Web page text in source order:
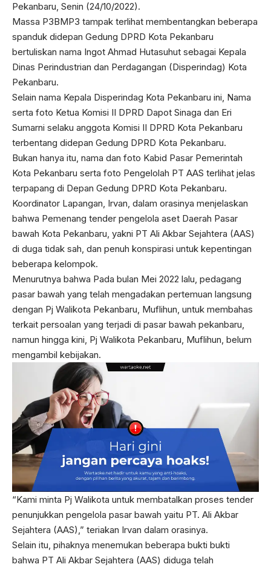
Pekanbaru, Senin (24/10/2022).
Massa P3BMP3 tampak terlihat membentangkan beberapa
spanduk didepan Gedung DPRD Kota Pekanbaru
bertuliskan nama Ingot Ahmad Hutasuhut sebagai Kepala
Dinas Perindustrian dan Perdagangan (Disperindag) Kota
Pekanbaru.
Selain nama Kepala Disperindag Kota Pekanbaru ini, Nama
serta foto Ketua Komisi II DPRD Dapot Sinaga dan Eri
Sumarni selaku anggota Komisi II DPRD Kota Pekanbaru
terbentang didepan Gedung DPRD Kota Pekanbaru.
Bukan hanya itu, nama dan foto Kabid Pasar Pemerintah
Kota Pekanbaru serta foto Pengelolah PT AAS terlihat jelas
terpapang di Depan Gedung DPRD Kota Pekanbaru.
Koordinator Lapangan, Irvan, dalam orasinya menjelaskan
bahwa Pemenang tender pengelola aset Daerah Pasar
bawah Kota Pekanbaru, yakni PT Ali Akbar Sejahtera (AAS)
di duga tidak sah, dan penuh konspirasi untuk kepentingan
beberapa kelompok.
Menurutnya bahwa Pada bulan Mei 2022 lalu, pedagang
pasar bawah yang telah mengadakan pertemuan langsung
dengan Pj Walikota Pekanbaru, Muflihun, untuk membahas
terkait persoalan yang terjadi di pasar bawah pekanbaru,
namun hingga kini, Pj Walikota Pekanbaru, Muflihun, belum
mengambil kebijakan.
“Kami minta Pj Walikota untuk membatalkan proses tender
penunjukkan pengelola pasar bawah yaitu PT. Ali Akbar
Sejahtera (AAS),” teriakan Irvan dalam orasinya.
Selain itu, pihaknya menemukan beberapa bukti bukti
bahwa PT Ali Akbar Sejahtera (AAS) diduga telah